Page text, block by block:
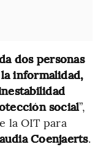
dos personas
informalidad,
social”,
la OIT para
Coenjaerts.